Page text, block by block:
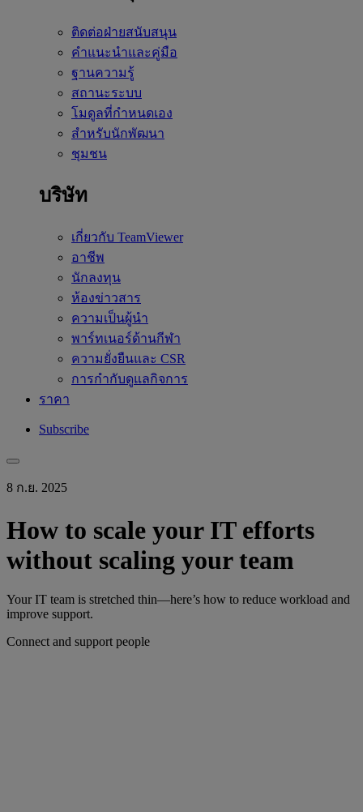
ติดต่อฝ่ายสนับสนุน
คำแนะนำและคู่มือ
ฐานความรู้
สถานะระบบ
โมดูลที่กำหนดเอง
สำหรับนักพัฒนา
ชุมชน
บริษัท
เกี่ยวกับ TeamViewer
อาชีพ
นักลงทุน
ห้องข่าวสาร
ความเป็นผู้นำ
พาร์ทเนอร์ด้านกีฬา
ความยั่งยืนและ CSR
การกำกับดูแลกิจการ
ราคา
Subscribe
8 ก.ย. 2025
How to scale your IT efforts
without scaling your team
Your IT team is stretched thin—here’s how to reduce workload and
improve support.
Connect and support people